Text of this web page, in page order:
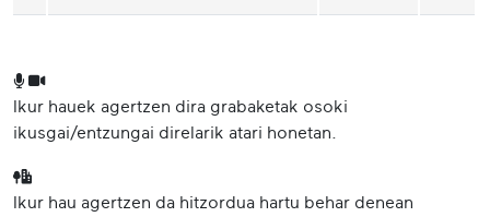
Ikur hauek agertzen dira grabaketak osoki
ikusgai/entzungai direlarik atari honetan.
Ikur hau agertzen da hitzordua hartu behar denean